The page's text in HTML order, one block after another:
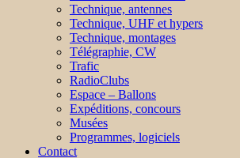
Technique, antennes
Technique, UHF et hypers
Technique, montages
Télégraphie, CW
Trafic
RadioClubs
Espace – Ballons
Expéditions, concours
Musées
Programmes, logiciels
Contact